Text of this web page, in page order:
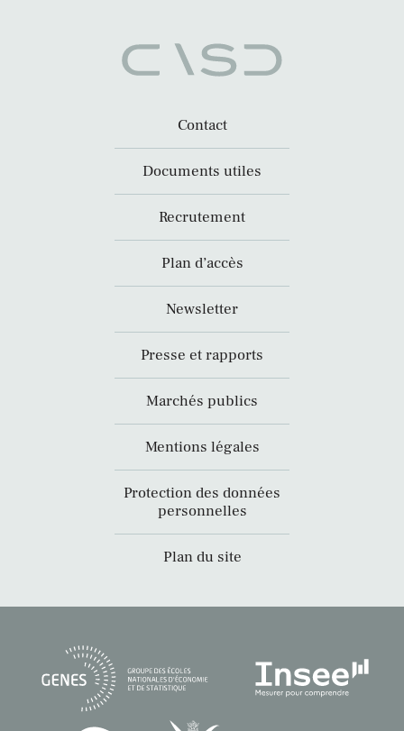
Contact
Documents utiles
Recrutement
Plan d’accès
Newsletter
Presse et rapports
Marchés publics
Mentions légales
Protection des données
personnelles
Plan du site